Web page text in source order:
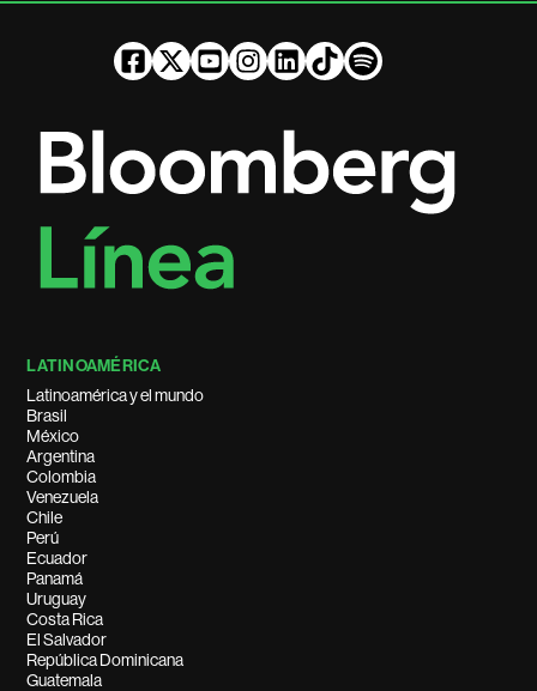
LATINOAMÉRICA
Latinoamérica y el mundo
Brasil
México
Argentina
Colombia
Venezuela
Chile
Perú
Ecuador
Panamá
Uruguay
Costa Rica
El Salvador
República Dominicana
Guatemala